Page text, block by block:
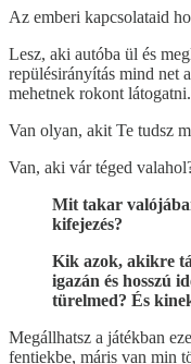
Az emberi kapcsolataid
Lesz, aki autóba ül és
repülésirányítás mind net
mehetnek rokont
Van olyan, akit Te tudsz
Van, aki vár téged
Mit takar
kifejezés?
Kik azok, akikre
igazán és hosszú
türelmed? És
Megállhatsz a játékban
fentiekbe, máris van min